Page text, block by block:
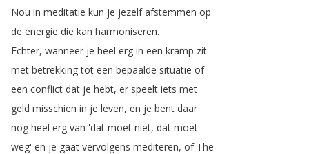
Nou in meditatie kun je jezelf afstemmen op
de energie die kan harmoniseren.
Echter, wanneer je heel erg in een kramp zit
met betrekking tot een bepaalde situatie of
een conflict dat je hebt, er speelt iets met
geld misschien in je leven, en je bent daar
nog heel erg van 'dat moet niet, dat moet
weg' en je gaat vervolgens mediteren, of The